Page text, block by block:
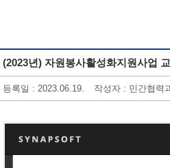
(2023년) 자원봉사활성화지원사업
등록일 : 2023.06.19. 작성자 : 민간협력